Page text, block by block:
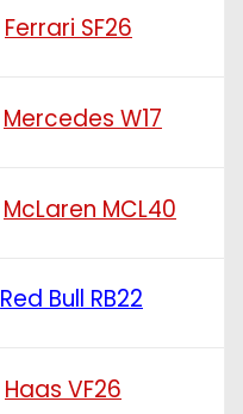
Ferrari SF26
Mercedes W17
McLaren MCL40
Red Bull RB22
Haas VF26